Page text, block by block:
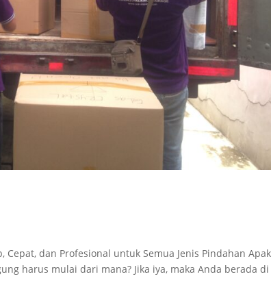
Cepat, dan Profesional untuk Semua Jenis Pindahan
harus mulai dari mana? Jika iya, maka Anda berada